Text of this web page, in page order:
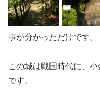
事が分かっただけです。
この城は戦国時代に、
です。